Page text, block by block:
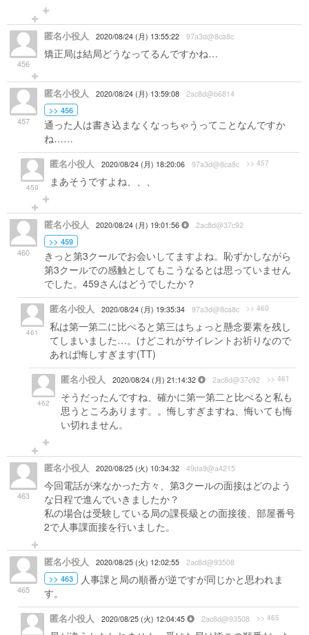
456
匿名小役人 2020/08/24 (月) 13:55:22 97a3d@8ca8c
矯正局は結局どうなってるんですかね…
457
匿名小役人 2020/08/24 (月) 13:59:08 2ac8d@b6814
>> 456
通った人は書き込まなくなっちゃうってことなんですか
ね……
459
匿名小役人 2020/08/24 (月) 18:20:06 97a3d@8ca8c >> 457
まあそうですよね、、、
460
匿名小役人 2020/08/24 (月) 19:01:56 2ac8d@37c92
>> 459
きっと第3クールでお会いしてますよね。恥ずかしながら
第3クールでの感触としてもこうなるとは思っていません
でした。459さんはどうでしたか？
461
匿名小役人 2020/08/24 (月) 19:35:34 97a3d@8ca8c >> 460
私は第一第二に比べると第三はちょっと懸念要素を残し
てしまいました…。けどこれがサイレントお祈りなので
あれば悔しすぎます(TT)
462
匿名小役人 2020/08/24 (月) 21:14:32 2ac8d@37c92 >> 461
そうだったんですね、確かに第一第二と比べると私も
思うところあります。。悔しすぎますね、悔いても悔
い切れません。
463
匿名小役人 2020/08/25 (火) 10:34:32 49da9@a4215
今回電話が来なかった方々、第3クールの面接はどのよう
な日程で進んでいきましたか？
私の場合は受験している局の課長級との面接後、部屋番号
2で人事課面接を行いました。
465
匿名小役人 2020/08/25 (火) 12:02:55 2ac8d@93508
>> 463
人事課と局の順番が逆ですが同じかと思われま
す。
匿名小役人 2020/08/25 (火) 12:04:45 2ac8d@93508 >> 465